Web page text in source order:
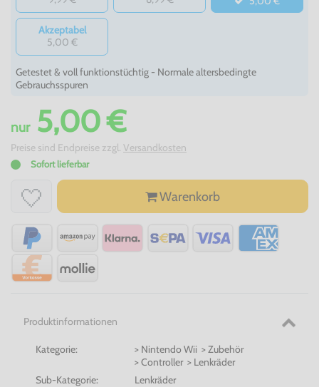
Akzeptabel
5,00 €
Getestet & voll funktionstüchtig - Normale altersbedingte
Gebrauchsspuren
nur5,00 €
Preise sind Endpreise zzgl. Versandkosten
Sofort lieferbar
Warenkorb
Produktinformationen
Kategorie:
> Nintendo Wii > Zubehör
> Controller > Lenkräder
Sub-Kategorie:
Lenkräder